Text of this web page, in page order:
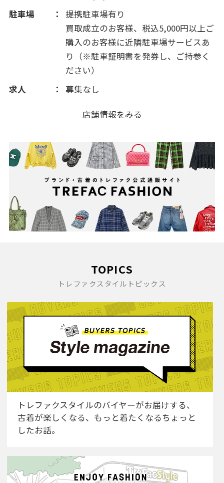
2012(212)
2011(325)
2010(27)
駐車場
提携駐車場有り
買取成立のお客様、税込5,000円以上ご
購入のお客様に近隣駐車場サービスあ
り（※駐車証明書を発券し、ご持参く
ださい）
求人
募集なし
店舗情報をみる
TOPICS
トレファクスタイルトピックス
トレファクスタイルのバイヤーがお届けする、
古着が楽しくなる、もっと着たくなるちょっと
したお話。